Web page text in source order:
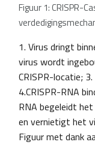
Figuur 1: CRISPR-
1. Virus dringt
virus wordt
CRISPR-locatie;
4.CRISPR-RNA
RNA begeleidt
en vernietigt het
Figuur met dank